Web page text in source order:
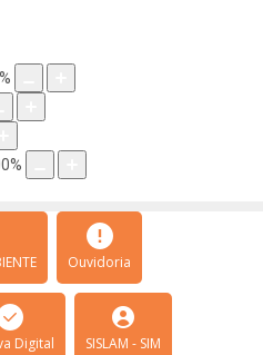
%
%
Ouvidoria
Digital SISLAM - SIM